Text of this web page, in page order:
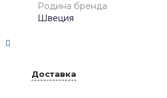
Родина бренда
Швеция
Доставка